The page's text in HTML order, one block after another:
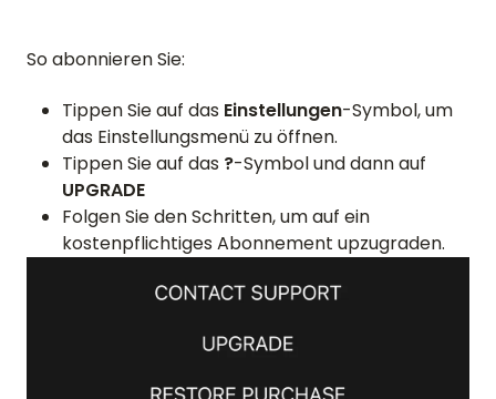
ANLEITUNGEN & FAQ
PASSWORT VERGESSEN
BLOG
GERMANFRENCHSPANISH
So abonnieren Sie:
Tippen Sie auf das Einstellungen-Symbol, um
das Einstellungsmenü zu öffnen.
Tippen Sie auf das ?-Symbol und dann auf
UPGRADE
Folgen Sie den Schritten, um auf ein
kostenpflichtiges Abonnement upzugraden.